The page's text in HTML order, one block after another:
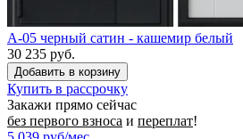
A-05 черный сатин - кашемир белый
30 235 руб.
Купить в рассрочку
Закажи прямо сейчас
без первого взноса и переплат!